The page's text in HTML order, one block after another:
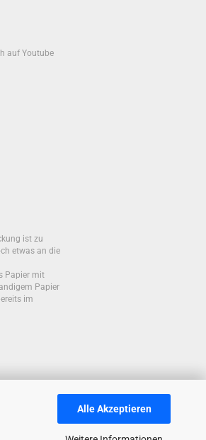
Alle Akzeptieren
ist zu
etwas an die
Papier mit
Papier
im